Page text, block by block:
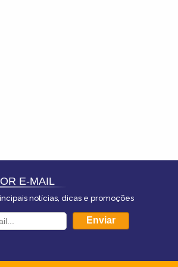
E-MAIL
notícias, dicas e promoções